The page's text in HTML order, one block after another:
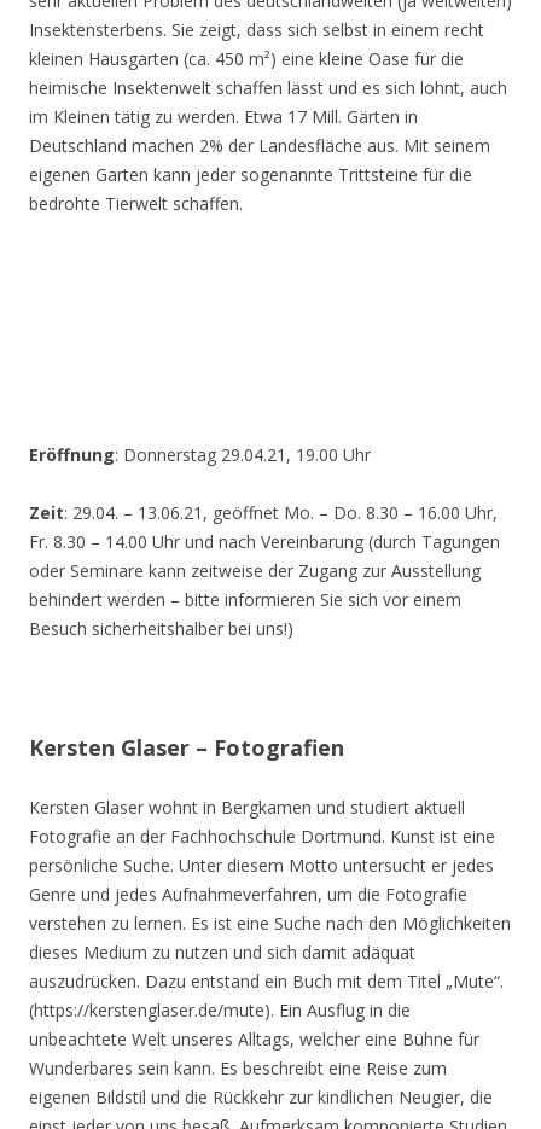
Insektensterbens. Sie zeigt, dass sich selbst in einem recht
kleinen Hausgarten (ca. 450 m²) eine kleine Oase für die
heimische Insektenwelt schaffen lässt und es sich lohnt, auch
im Kleinen tätig zu werden. Etwa 17 Mill. Gärten in
Deutschland machen 2% der Landesfläche aus. Mit seinem
eigenen Garten kann jeder sogenannte Trittsteine für die
bedrohte Tierwelt schaffen.
Eröffnung: Donnerstag 29.04.21, 19.00 Uhr
Zeit: 29.04. – 13.06.21, geöffnet Mo. – Do. 8.30 – 16.00 Uhr,
Fr. 8.30 – 14.00 Uhr und nach Vereinbarung (durch Tagungen
oder Seminare kann zeitweise der Zugang zur Ausstellung
behindert werden – bitte informieren Sie sich vor einem
Besuch sicherheitshalber bei uns!)
Kersten Glaser – Fotografien
Kersten Glaser wohnt in Bergkamen und studiert aktuell
Fotografie an der Fachhochschule Dortmund. Kunst ist eine
persönliche Suche. Unter diesem Motto untersucht er jedes
Genre und jedes Aufnahmeverfahren, um die Fotografie
verstehen zu lernen. Es ist eine Suche nach den Möglichkeiten
dieses Medium zu nutzen und sich damit adäquat
auszudrücken. Dazu entstand ein Buch mit dem Titel „Mute“.
(https://kerstenglaser.de/mute). Ein Ausflug in die
unbeachtete Welt unseres Alltags, welcher eine Bühne für
Wunderbares sein kann. Es beschreibt eine Reise zum
eigenen Bildstil und die Rückkehr zur kindlichen Neugier, die